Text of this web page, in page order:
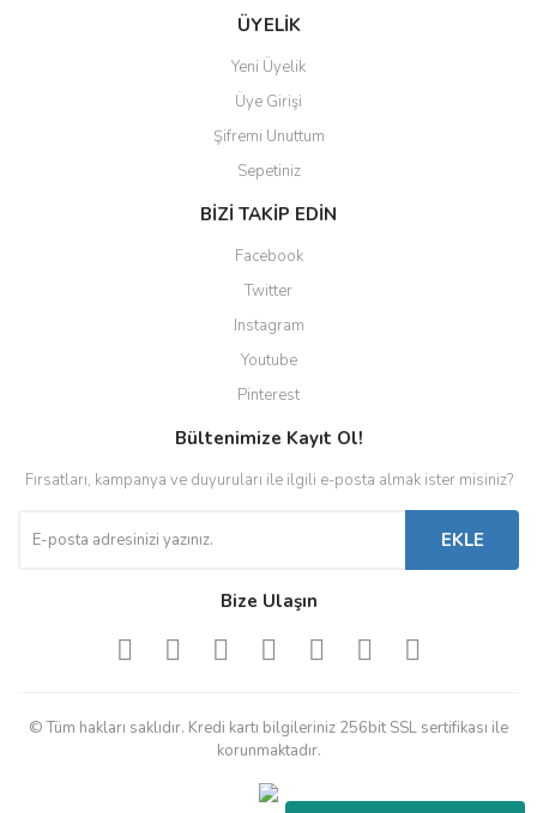
ÜYELİK
Yeni Üyelik
Üye Girişi
Şifremi Unuttum
Sepetiniz
BİZİ TAKİP EDİN
Facebook
Twitter
Instagram
Youtube
Pinterest
Bültenimize Kayıt Ol!
Fırsatları, kampanya ve duyuruları ile ilgili e-posta almak ister misiniz?
EKLE
Bize Ulaşın
© Tüm hakları saklıdır. Kredi kartı bilgileriniz 256bit SSL sertifikası ile
korunmaktadır.